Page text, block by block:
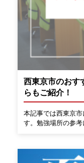
西東京市のおす
らもご紹介！
本記事では西東京
す。勉強場所の参考